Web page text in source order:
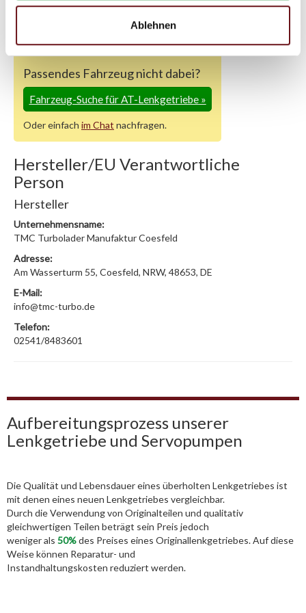
Ablehnen
Support kontaktieren (Chat, Telefon oder E-Mail).
Wir benötigen folgende Fahrzeugdaten:
Passendes Fahrzeug nicht dabei?
Fahrzeug-Suche für AT-Lenkgetriebe»
Oder einfach im Chat nachfragen.
Hersteller/EU Verantwortliche
Person
Hersteller
Unternehmensname:
TMC Turbolader Manufaktur Coesfeld
Adresse:
Am Wasserturm 55, Coesfeld, NRW, 48653, DE
E-Mail:
info@tmc-turbo.de
Telefon:
02541/8483601
Aufbereitungsprozess unserer
Lenkgetriebe und Servopumpen
Die Qualität und Lebensdauer eines überholten Lenkgetriebes ist
mit denen eines neuen Lenkgetriebes vergleichbar.
Durch die Verwendung von Originalteilen und qualitativ
gleichwertigen Teilen beträgt sein Preis jedoch
weniger als 50%des Preises eines Originallenkgetriebes. Auf diese
Weise können Reparatur- und
Instandhaltungskosten reduziert werden.